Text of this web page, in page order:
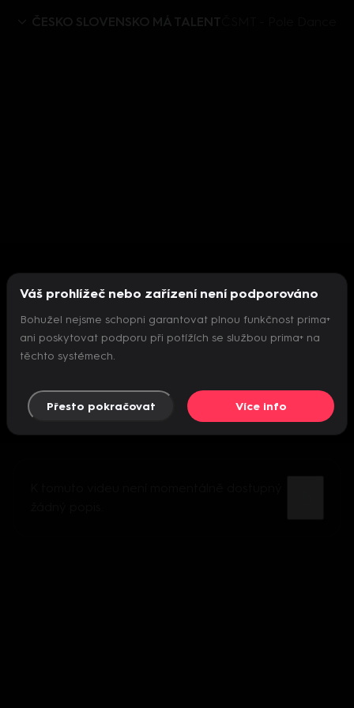
ČESKO SLOVENSKO MÁ TALENT
Nepodařilo se inicializovat přehrávač
Váš prohlížeč nebo zařízení není podporováno
Bohužel nejsme schopni garantovat plnou funkčnost prima+
ani poskytovat podporu při potížích se službou prima+ na
těchto systémech.
Přesto pokračovat Více info